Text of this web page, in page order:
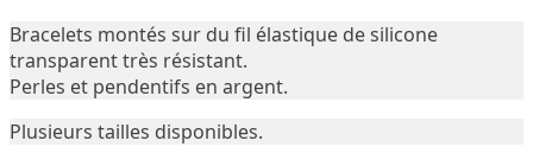
Bracelets montés sur du fil élastique de silicone
transparent très résistant.
Perles et pendentifs en argent.
Plusieurs tailles disponibles.